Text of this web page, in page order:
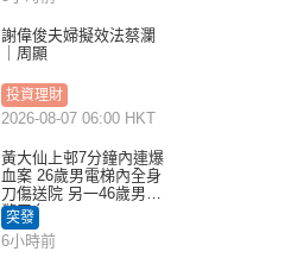
謝偉俊夫婦擬效法蔡瀾
｜周顯
投資理財
2026-08-07 06:00 HKT
黃大仙上邨7分鐘內連爆
血案 26歲男電梯內全身
刀傷送院 另一46歲男倒
斃平台
突發
6小時前